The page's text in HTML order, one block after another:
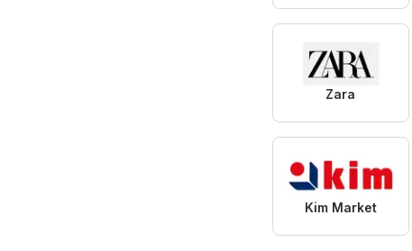
Zara
Kim Market